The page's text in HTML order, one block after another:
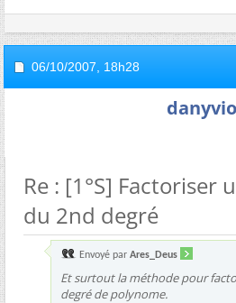
06/10/2007, 18h28
danyvio
Re : [1°S] Factoriser
du 2nd degré
Envoyé par Ares_Deus
Et surtout la méthode pour
degré de polynome.